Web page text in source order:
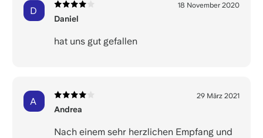
D
Daniel
18 November 2020
hat uns gut gefallen
A
Andrea
29 März 2021
Nach einem sehr herzlichen Empfang und